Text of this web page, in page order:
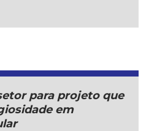
para projeto que
em